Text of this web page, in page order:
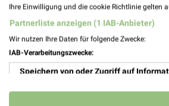
XXXLutz
Ihre Einwilligung und die cookie Richtlinie gelten
Partnerliste anzeigen (1 IAB-Anbieter)
Wir nutzen Ihre Daten für folgende Zwecke:
IAB-Verarbeitungszwecke:
Speichern von oder Zugriff auf
Verwendung reduzierter Daten zur